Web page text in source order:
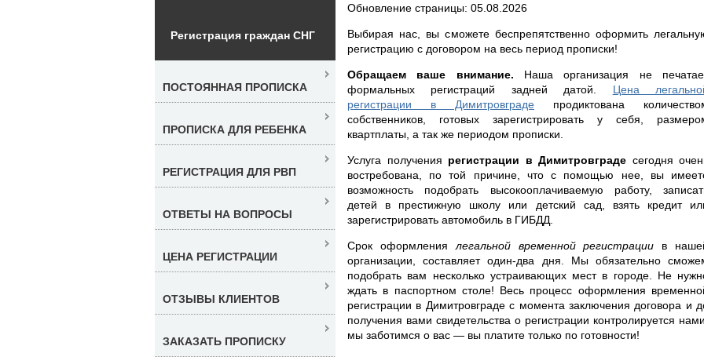
Обновление страницы: 05.08.2026
Выбирая нас, вы сможете беспрепятственно оформить
регистрацию с договором на весь период прописки!
Обращаем ваше внимание. Наша организация не
формальных регистраций задней датой. Цена
регистрации в Димитровграде продиктована
собственников, готовых зарегистрировать у себя,
квартплаты, а так же периодом прописки.
Услуга получения регистрации в Димитровграде сегодня
востребована, по той причине, что с помощью нее, вы
возможность подобрать высокооплачиваемую работу,
детей в престижную школу или детский сад, взять кредит
зарегистрировать автомобиль в ГИБДД.
Срок оформления легальной временной регистрации в
организации, составляет один-два дня. Мы обязательно
подобрать вам несколько устраивающих мест в городе. Не
ждать в паспортном столе! Весь процесс оформления
регистрации в Димитровграде с момента заключения договора и
получения вами свидетельства о регистрации контролируется нами,
мы заботимся о вас — вы платите только по готовности!
Регистрация граждан СНГ
ПОСТОЯННАЯ ПРОПИСКА
ПРОПИСКА ДЛЯ РЕБЕНКА
РЕГИСТРАЦИЯ ДЛЯ РВП
ОТВЕТЫ НА ВОПРОСЫ
ЦЕНА РЕГИСТРАЦИИ
ОТЗЫВЫ КЛИЕНТОВ
ЗАКАЗАТЬ ПРОПИСКУ